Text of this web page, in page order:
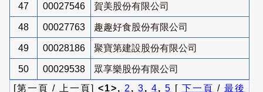
47 00027546 賀美股份有限公司
48 00027763 趣趣好食股份有限公司
49 00028186 聚寶第建設股份有限公司
50 00029538
眾享樂股份有限公司
[第一頁 / 上一頁] <1>, 2 , 3, 4, 5 [ 下一頁 / 最後